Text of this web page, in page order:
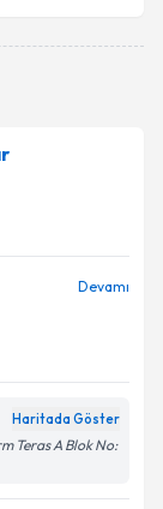
Devamı
Haritada Göster
Teras A Blok No: